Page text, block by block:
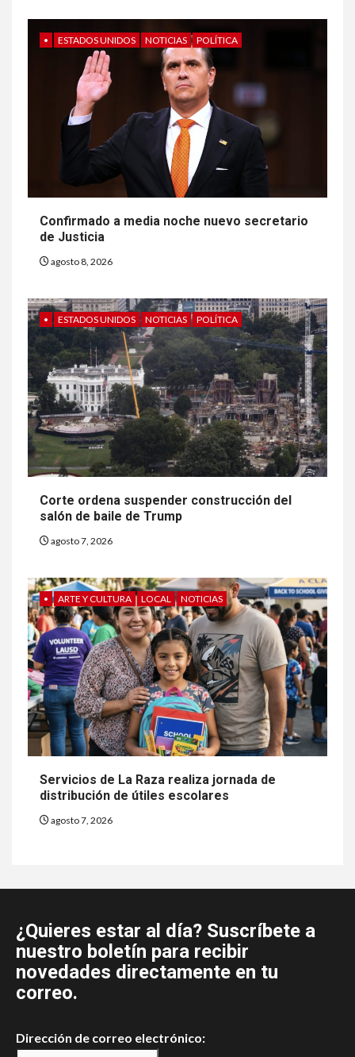
• ESTADOS UNIDOS NOTICIAS POLÍTICA
Confirmado a media noche nuevo secretario
de Justicia
agosto 8, 2026
• ESTADOS UNIDOS NOTICIAS POLÍTICA
Corte ordena suspender construcción del
salón de baile de Trump
agosto 7, 2026
• ARTE Y CULTURA LOCAL NOTICIAS
Servicios de La Raza realiza jornada de
distribución de útiles escolares
agosto 7, 2026
¿Quieres estar al día? Suscríbete a
nuestro boletín para recibir
novedades directamente en tu
correo.
Dirección de correo electrónico: